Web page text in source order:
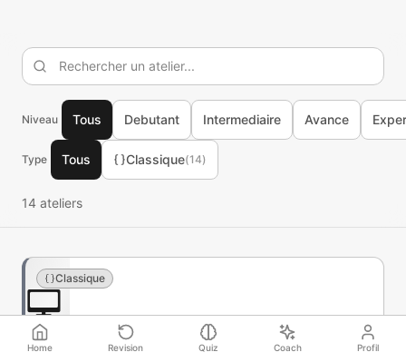
Niveau Tous Debutant Intermediaire Avance
Type Tous Classique(14)
14 ateliers
💻
Classique
💻
Home Revision Quiz Coach Profil